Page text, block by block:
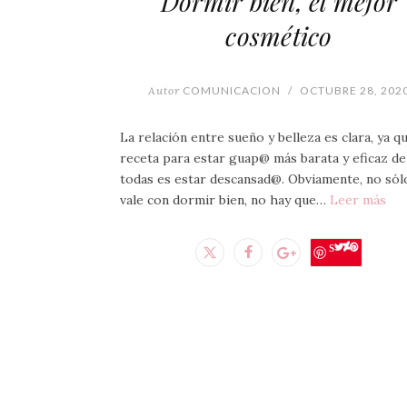
cosmético
Autor COMUNICACION / OCTUBRE 28,
La relación entre sueño y belleza es clara, ya
receta para estar guap@ más barata y eficaz de
todas es estar descansad@. Obviamente, no
vale con dormir bien, no hay que… Leer más
Save